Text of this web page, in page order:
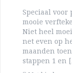
Speciaal voor
mooie
Niet heel
net even op
maanden
stappen 1 en